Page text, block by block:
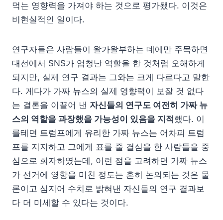
먹는 영향력을 가져야 하는 것으로 평가됐다. 이것은
비현실적인 일이다.
연구자들은 사람들이 왈가왈부하는 데에만 주목하면
대선에서 SNS가 엄청난 역할을 한 것처럼 오해하게
되지만, 실제 연구 결과는 그와는 크게 다르다고 말한
다. 게다가 가짜 뉴스의 실제 영향력이 보잘 것 없다
는 결론을 이끌어 낸 자신들의 연구도 여전히 가짜 뉴
스의 역할을 과장했을 가능성이 있음을 지적 했다. 이
를테면 트럼프에게 유리한 가짜 뉴스는 어차피 트럼
프를 지지하고 그에게 표를 줄 결심을 한 사람들을 중
심으로 회자하였는데, 이런 점을 고려하면 가짜 뉴스
가 선거에 영향을 미친 정도는 흔히 논의되는 것은 물
론이고 심지어 수치로 밝혀낸 자신들의 연구 결과보
다 더 미세할 수 있다는 것이다.